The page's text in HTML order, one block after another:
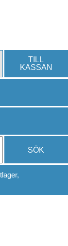
TILL
KASSAN
SÖK